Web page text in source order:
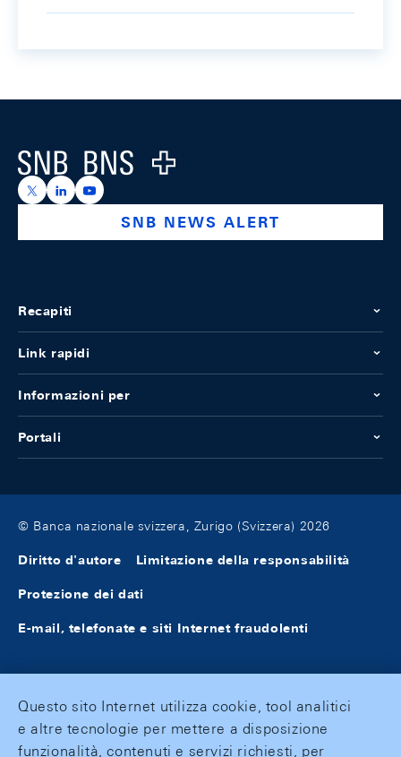
Logo
https://x.com/snb_bns
https://ch.linkedin.com/company/swiss-national-
https://www.youtube.com/@swissnationalbank
SNB NEWS ALERT
Recapiti
Link rapidi
Informazioni per
Portali
© Banca nazionale svizzera, Zurigo (Svizzera) 2026
Diritto d'autore Limitazione della responsabilità
Protezione dei dati
E-mail, telefonate e siti Internet fraudolenti
Questo sito Internet utilizza cookie, tool analitici
e altre tecnologie per mettere a disposizione
funzionalità, contenuti e servizi richiesti, per